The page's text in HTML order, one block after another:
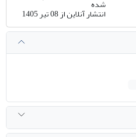
شده
انتشار آنلاین از 08 تیر 1405